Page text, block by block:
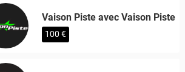
Vaison Piste avec Vaison Piste
100 €